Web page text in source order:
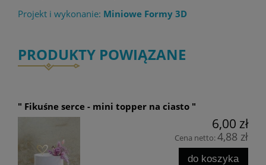
Projekt i wykonanie: Miniowe Formy 3D
PRODUKTY POWIĄZANE
" Fikuśne serce - mini topper na ciasto "
6,00 zł
Cena netto:4,88 zł
do koszyka